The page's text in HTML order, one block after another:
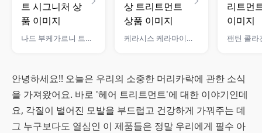
나드 부케가르니 트리트먼트 시그니처 케라시스 케라마이드 극손상 트리트먼트
안녕하세요!! 오늘은 우리의 소중한 머리카락에 관한 소식
을 가져왔어요. 바로 '헤어 트리트먼트'에 대한 이야기인데
요, 각질이 벌어진 모발을 부드럽고 건강하게 가꿔주는 데
그 누구보다도 열심인 이 제품들은 정말 우리에게 필수 아